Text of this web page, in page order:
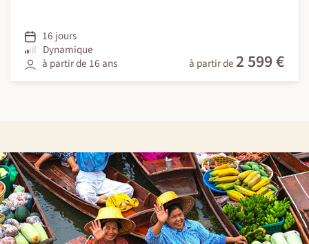
16 jours
Dynamique
à partir de 16 ans
à partir de 2 599 €